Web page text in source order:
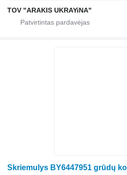
TOV "ARAKIS UKRAYiNA"
Skriemulys BY6447951 grūdų